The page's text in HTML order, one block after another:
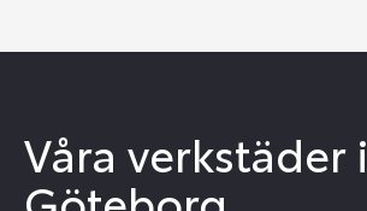
Våra verkstäder i